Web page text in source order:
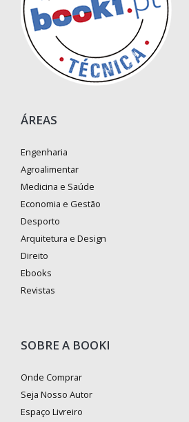
ÁREAS
Engenharia
Agroalimentar
Medicina e Saúde
Economia e Gestão
Desporto
Arquitetura e Design
Direito
Ebooks
Revistas
SOBRE A BOOKI
Onde Comprar
Seja Nosso Autor
Espaço Livreiro